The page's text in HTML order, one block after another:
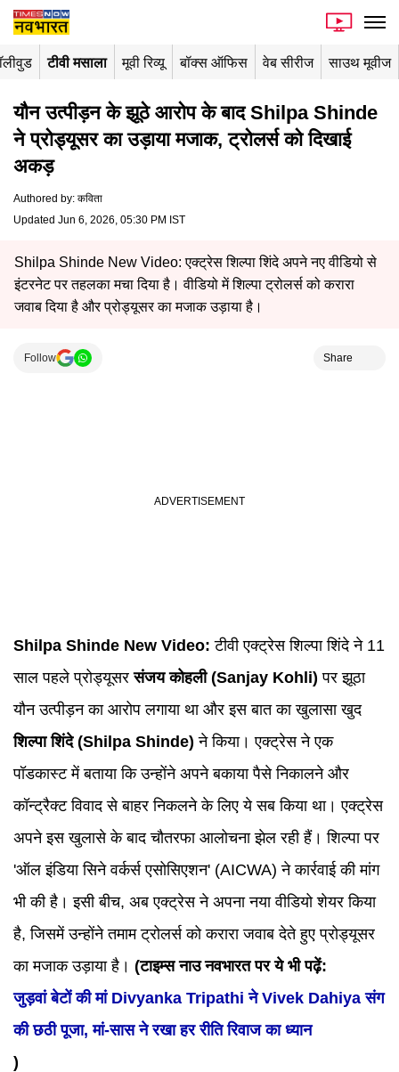
टीवी मसाला मूवी रिव्यू बॉक्स ऑफिस वेब सीरीज साउथ मूवीज
यौन उत्पीड़न के झूठे आरोप के बाद Shilpa Shinde
ने प्रोड्यूसर का उड़ाया मजाक, ट्रोलर्स को दिखाई
अकड़
Authored by: कविता
Updated Jun 6, 2026, 05:30 PM IST
Shilpa Shinde New Video: एक्ट्रेस शिल्पा शिंदे अपने नए वीडियो से
इंटरनेट पर तहलका मचा दिया है। वीडियो में शिल्पा ट्रोलर्स को करारा
जवाब दिया है और प्रोड्यूसर का मजाक उड़ाया है।
Follow Share
Shilpa Shinde New Video: टीवी एक्ट्रेस शिल्पा शिंदे ने 11
साल पहले प्रोड्यूसर संजय कोहली (Sanjay Kohli) पर झूठा
यौन उत्पीड़न का आरोप लगाया था और इस बात का खुलासा खुद
शिल्पा शिंदे (Shilpa Shinde) ने किया। एक्ट्रेस ने एक
पॉडकास्ट में बताया कि उन्होंने अपने बकाया पैसे निकालने और
कॉन्ट्रैक्ट विवाद से बाहर निकलने के लिए ये सब किया था। एक्ट्रेस
अपने इस खुलासे के बाद चौतरफा आलोचना झेल रही हैं। शिल्पा पर
'ऑल इंडिया सिने वर्कर्स एसोसिएशन' (AICWA) ने कार्रवाई की मांग
भी की है। इसी बीच, अब एक्ट्रेस ने अपना नया वीडियो शेयर किया
है, जिसमें उन्होंने तमाम ट्रोलर्स को करारा जवाब देते हुए प्रोड्यूसर
का मजाक उड़ाया है। (टाइम्स नाउ नवभारत पर ये भी पढ़ें:
जुड़वां बेटों की मां Divyanka Tripathi ने Vivek Dahiya संग
की छठी पूजा, मां-सास ने रखा हर रीति रिवाज का ध्यान
)